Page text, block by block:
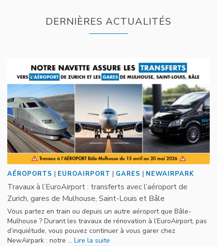
DERNIÈRES ACTUALITÉS
AÉROPORTS | EUROAIRPORT | GARES | NEWAIRPARK
Travaux à l’EuroAirport : transferts avec l’aéroport de
Zurich, gares de Mulhouse, Saint-Louis et Bâle
Vous partez en train ou depuis un autre aéroport que Bâle-
Mulhouse ? Durant les travaux de rénovation à l’EuroAirport, pas
d’inquiétude, vous pouvez continuer à vous garer chez
NewAirpark : notre … Lire la suite